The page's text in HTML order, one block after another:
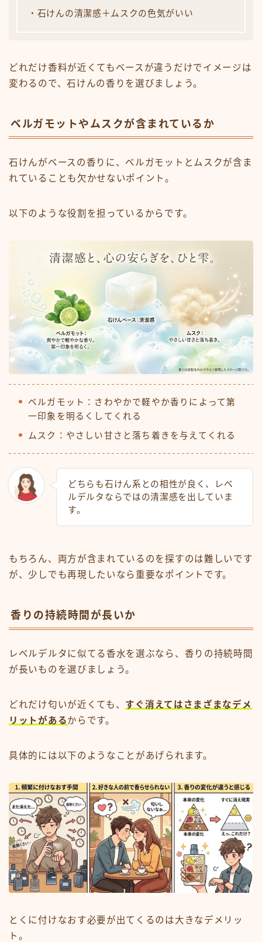
・石けんの清潔感＋ムスクの色気がいい
どれだけ香料が近くてもベースが違うだけでイメージは
変わるので、石けんの香りを選びましょう。
ベルガモットやムスクが含まれているか
石けんがベースの香りに、ベルガモットとムスクが含ま
れていることも欠かせないポイント。
以下のような役割を担っているからです。
ベルガモット：さわやかで軽やか香りによって第
一印象を明るくしてくれる
ムスク：やさしい甘さと落ち着きを与えてくれる
どちらも石けん系との相性が良く、レベ
ルデルタならではの清潔感を出していま
す。
もちろん、両方が含まれているのを探すのは難しいです
が、少しでも再現したいなら重要なポイントです。
香りの持続時間が長いか
レベルデルタに似てる香水を選ぶなら、香りの持続時間
が長いものを選びましょう。
どれだけ匂いが近くても、 すぐ消えてはさまざまなデメ
リットがあるからです。
具体的には以下のようなことがあげられます。
とくに付けなおす必要が出てくるのは大きなデメリッ
ト。